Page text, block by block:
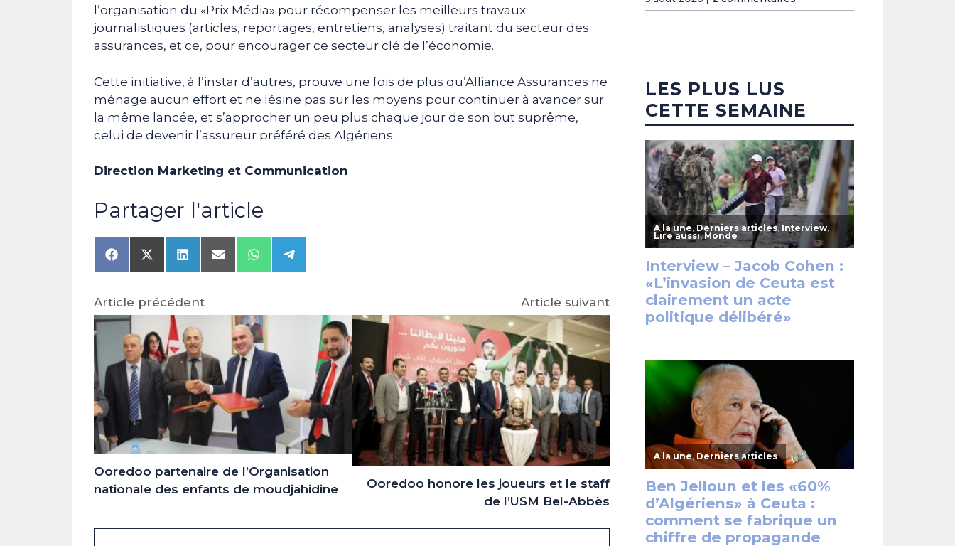
l’organisation du «Prix Média» pour récompenser les meilleurs travaux
journalistiques (articles, reportages, entretiens, analyses) traitant du secteur des
assurances, et ce, pour encourager ce secteur clé de l’économie.
Cette initiative, à l’instar d’autres, prouve une fois de plus qu’Alliance Assurances ne
ménage aucun effort et ne lésine pas sur les moyens pour continuer à avancer sur
la même lancée, et s’approcher un peu plus chaque jour de son but suprême,
celui de devenir l’assureur préféré des Algériens.
Direction Marketing et Communication
Partager l'article
Share
on
Share
on
(Twitter)
Share
on
Share
on
Share
on
Share
on
Article précédent
Ooredoo partenaire de l’Organisation
nationale des enfants de moudjahidine
Article suivant
Ooredoo honore les joueurs et le staff
de l’USM Bel-Abbès
LES PLUS LUS
CETTE SEMAINE